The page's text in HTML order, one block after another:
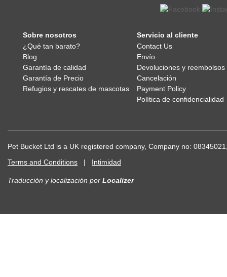
Sobre nosotros
¿Qué tan barato?
Blog
Garantía de calidad
Garantía de Precio
Refugios y rescates de mascotas
Servicio al cliente
Contact Us
Envío
Devoluciones y reembolsos
Cancelación
Payment Policy
Política de confidencialidad
Pet Bucket Ltd is a UK registered company, Company no:
Terms and Conditions | Intimidad
Traducción y localización por Localizer